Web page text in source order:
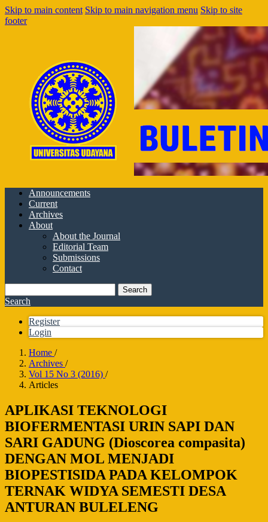
Skip to main content Skip to main navigation menu Skip to site
footer
Announcements
Current
Archives
About
About the Journal
Editorial Team
Submissions
Contact
Search
Search
Register
Login
Home /
Archives /
Vol 15 No 3 (2016) /
Articles
APLIKASI TEKNOLOGI
BIOFERMENTASI URIN SAPI DAN
SARI GADUNG (Dioscorea compasita)
DENGAN MOL MENJADI
BIOPESTISIDA PADA KELOMPOK
TERNAK WIDYA SEMESTI DESA
ANTURAN BULELENG